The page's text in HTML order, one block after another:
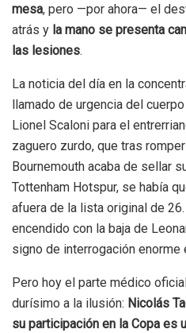
mesa, pero —por ahora— el
atrás y la mano se presenta
las lesiones.
La noticia del día en la
llamado de urgencia del
Lionel Scaloni para el
zaguero zurdo, que tras
Bournemouth acaba de sellar
Tottenham Hotspur, se había
afuera de la lista original de
encendido con la baja de
signo de interrogación enorme
Pero hoy el parte médico
durísimo a la ilusión: Nicolás
su participación en la Copa es